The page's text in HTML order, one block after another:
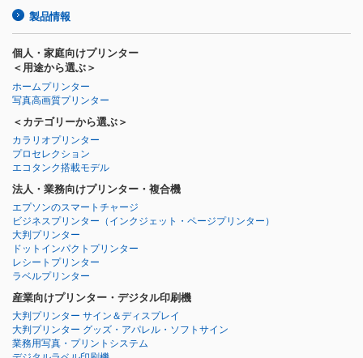
製品情報
個人・家庭向けプリンター
＜用途から選ぶ＞
ホームプリンター
写真高画質プリンター
＜カテゴリーから選ぶ＞
カラリオプリンター
プロセレクション
エコタンク搭載モデル
法人・業務向けプリンター・複合機
エプソンのスマートチャージ
ビジネスプリンター （インクジェット・ページプリンター）
大判プリンター
ドットインパクトプリンター
レシートプリンター
ラベルプリンター
産業向けプリンター・デジタル印刷機
大判プリンター サイン＆ディスプレイ
大判プリンター グッズ・アパレル・ソフトサイン
業務用写真・プリントシステム